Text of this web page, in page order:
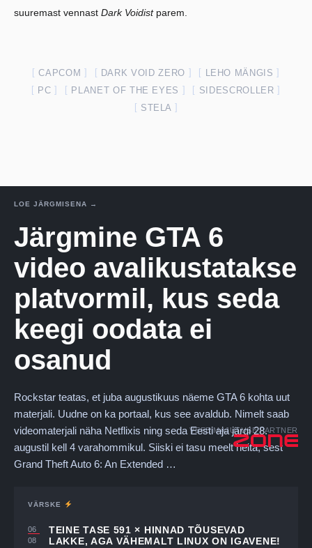
suuremast vennast Dark Voidistparem.
CAPCOM DARK VOID ZERO
LEHO MÄNGIS
PC
PLANET OF THE EYES
SIDESCROLLER
STELA
LOE JÄRGMISENA →
Järgmine GTA 6
video avalikustatakse
platvormil, kus seda
keegi oodata ei
osanud
Rockstar teatas, et juba augustikuus näeme GTA 6 kohta uut
materjali. Uudne on ka portaal, kus see avaldub. Nimelt saab
videomaterjali näha Netflixis ning seda Eesti aja järgi 28.
augustil kell 4 varahommikul. Siiski ei tasu meelt heita, sest
Grand Theft Auto 6: An Extended …
VÄRSKE
06
08
TEINE TASE 591 × HINNAD TÕUSEVAD
LAKKE, AGA VÄHEMALT LINUX ON IGAVENE!
VEEBIMAJUTUSE PARTNER